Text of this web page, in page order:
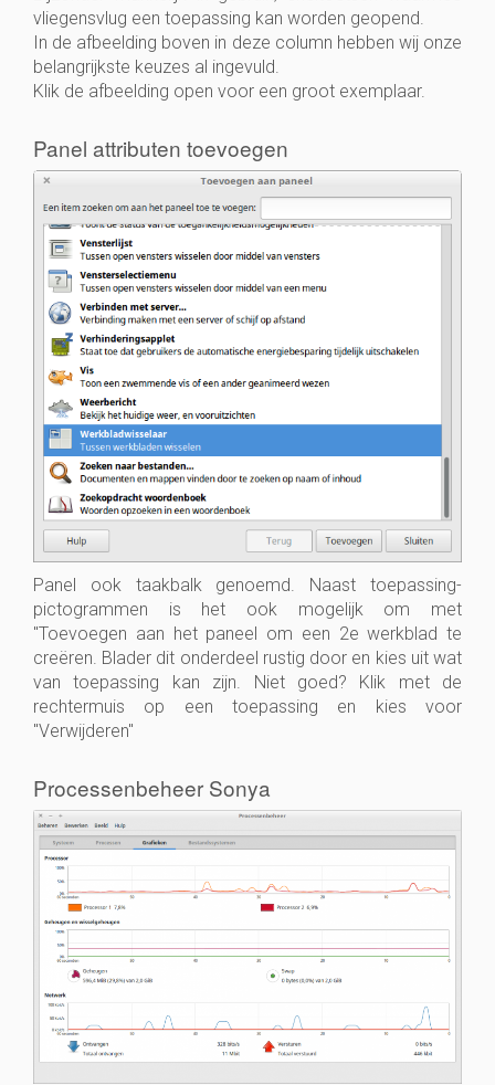
vliegensvlug een toepassing kan worden geopend.
In de afbeelding boven in deze column hebben wij onze
belangrijkste keuzes al ingevuld.
Klik de afbeelding open voor een groot exemplaar.
Panel attributen toevoegen
Panel ook taakbalk genoemd. Naast toepassing-
pictogrammen is het ook mogelijk om met
"Toevoegen aan het paneel om een 2e werkblad te
creëren. Blader dit onderdeel rustig door en kies uit wat
van toepassing kan zijn. Niet goed? Klik met de
rechtermuis op een toepassing en kies voor
"Verwijderen"
Processenbeheer Sonya